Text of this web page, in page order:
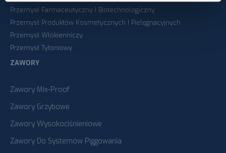
Przemysł Farmaceutyczny I Biotechnologiczny
Przemysł Produktów Kosmetycznych I Pielęgnacyjnych
Przemysł Włókienniczy
Przemysł Tytoniowy
ZAWORY
Zawory Mix-Proof
Zawory Grzybowe
Zawory Wysokociśnieniowe
Zawory Do Systemów Piggowania